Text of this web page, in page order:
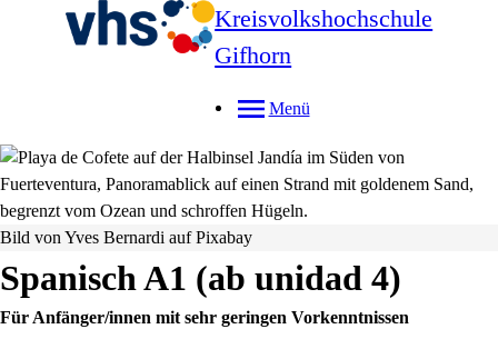
Kreisvolkshochschule
Gifhorn
Menü
Bild von Yves Bernardi auf Pixabay
Spanisch A1 (ab unidad 4)
Für Anfänger/innen mit sehr geringen Vorkenntnissen